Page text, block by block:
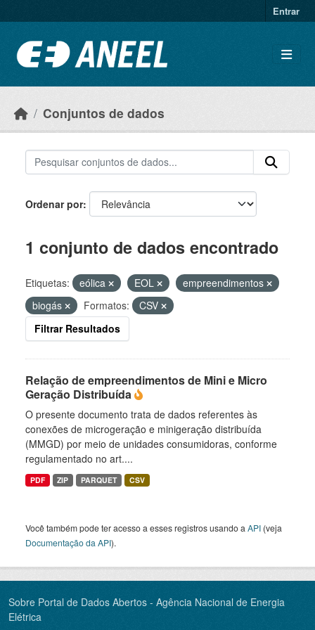
Entrar
Conjuntos de dados
Ordenar por
1 conjunto de dados encontrado
Etiquetas: eólica EOL
empreendimentos
biogás
Formatos:
CSV
Filtrar Resultados
Relação de empreendimentos de Mini e Micro
Geração Distribuída
O presente documento trata de dados referentes às
conexões de microgeração e minigeração distribuída
(MMGD) por meio de unidades consumidoras, conforme
regulamentado no art....
PDF ZIP PARQUET CSV
Você também pode ter acesso a esses registros usando a API (veja
Documentação da API).
Sobre Portal de Dados Abertos - Agência Nacional de Energia
Elétrica